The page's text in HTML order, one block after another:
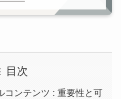
目次
コンテンツ : 重要性と可